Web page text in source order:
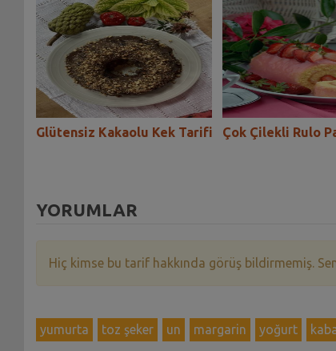
Glütensiz Kakaolu Kek Tarifi Çok Çilekli Rulo
YORUMLAR
Hiç kimse bu tarif hakkında görüş bildirmemiş.
yumurta toz şeker un margarin yoğurt